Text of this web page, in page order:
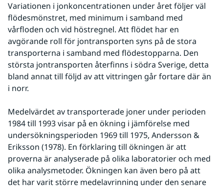
Variationen i jonkoncentrationen under året följer väl
flödesmönstret, med minimum i samband med
vårfloden och vid höstregnel. Att flödet har en
avgörande roll för jontransporten syns på de stora
transporterna i samband med flödestopparna. Den
största jontransporten återfinns i södra Sverige, detta
bland annat till följd av att vittringen går fortare där än
i norr.
Medelvärdet av transporterade joner under perioden
1984 till 1993 visar på en ökning i jämförelse med
undersökningsperioden 1969 till 1975, Andersson &
Eriksson (1978). En förklaring till ökningen är att
proverna är analyserade på olika laboratorier och med
olika analysmetoder. Ökningen kan även bero på att
det har varit större medelavrinning under den senare